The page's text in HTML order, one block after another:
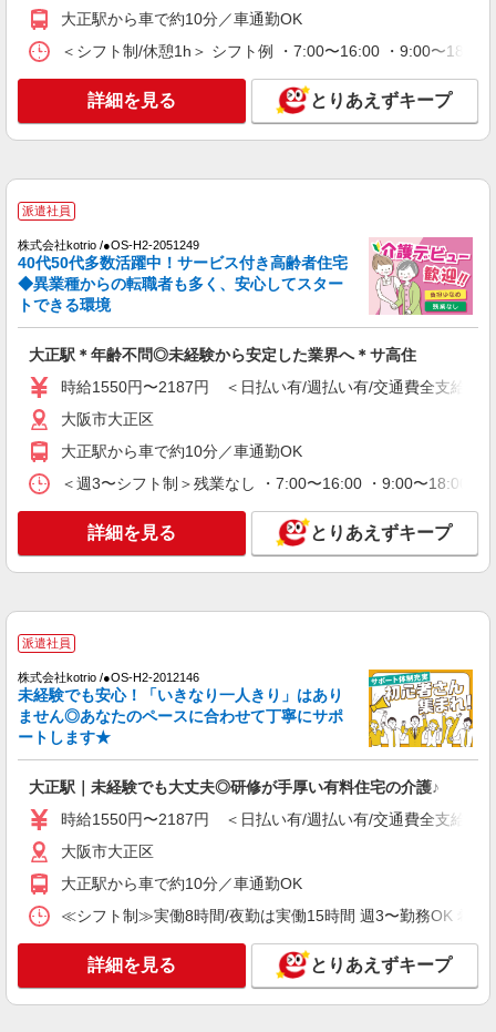
通費全支給(ガソリン代含む)＞
キープ 詳細を見る
派遣社員
未経験：時給1500〜1700円（資格・経験によ
る） 経験者：時給1700〜1900円（資格・経験によ
る） ◎月収例 時給1900円×1日8時間×22日（週5
日）＝33万4400円 ◆昇給あり ◆支払い方法 ※日
払い/週払い/月払い対応も可能です。詳しくは面談
当社規定あり
大阪府大阪市大正区 【最寄駅】 ◆各線「大正
駅」 ★その他、近隣に多数勤務地あります！
キープ 詳細を見る
派遣社員
株式会社kotrio /●OS-H2-2069275
大正駅＊幅広い世代が活動中！サ高住のサポー
通費全支給(ガソリン代含む)＞
大阪市大正区
派遣社員
株式会社kotrio /●OS-H2-2067324
大正駅/未経験OK★誰かの支えになれる人に！
グルホの世話人♪
時給1550円〜2187円 ＜日払い有/週払い有/交
通費全支給(ガソリン代含む)＞
大阪市大正区
キープ
派遣社員
株式会社kotrio /●OS-H2-1905889
アの巡回など
時給1550円〜2187円 ＜日払い有/週払い有/交
通費全支給(ガソリン代含む)＞
大正駅から車で約10分／車通勤OK
＜シフト制/休憩1h＞ シフト例 ・7:00〜16:00 ・9:00〜
詳細を見る とりあえずキープ
派遣社員
株式会社kotrio /●OS-H2-2051249
40代50代多数活躍中！サービス付き高齢者住宅
◆異業種からの転職者も多く、安心してスター
トできる環境
大正駅＊年齢不問◎未経験から安定した業界へ＊サ高住
時給1550円〜2187円 ＜日払い有/週払い有/交通費全支給(ガ
大阪市大正区
大正駅から車で約10分／車通勤OK
＜週3〜シフト制＞残業なし ・7:00〜16:00 ・9:00〜
詳細を見る とりあえずキープ
派遣社員
株式会社kotrio /●OS-H2-2012146
未経験でも安心！「いきなり一人きり」はあり
ません◎あなたのペースに合わせて丁寧にサポ
ートします★
大正駅｜未経験でも大丈夫◎研修が手厚い有料住宅の介護♪
時給1550円〜2187円 ＜日払い有/週払い有/交通費全支給(ガ
大阪市大正区
大正駅から車で約10分／車通勤OK
≪シフト制≫実働8時間/夜勤は実働15時間 週3〜勤務OK 希
詳細を見る とりあえずキープ